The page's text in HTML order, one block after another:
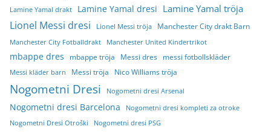
Lamine Yamal drakt Lamine Yamal dresi Lamine Yamal tröja
Lionel Messi dresi Lionel Messi tröja Manchester City drakt Barn
Manchester City Fotballdrakt Manchester United Kindertrikot
mbappe dres mbappe tröja Messi dres messi fotbollskläder
Messi kläder barn Messi tröja Nico Williams tröja
Nogometni Dresi Nogometni dresi Arsenal
Nogometni dresi Barcelona
Nogometni dresi kompleti za otroke
Nogometni Dresi Otroški
Nogometni dresi PSG